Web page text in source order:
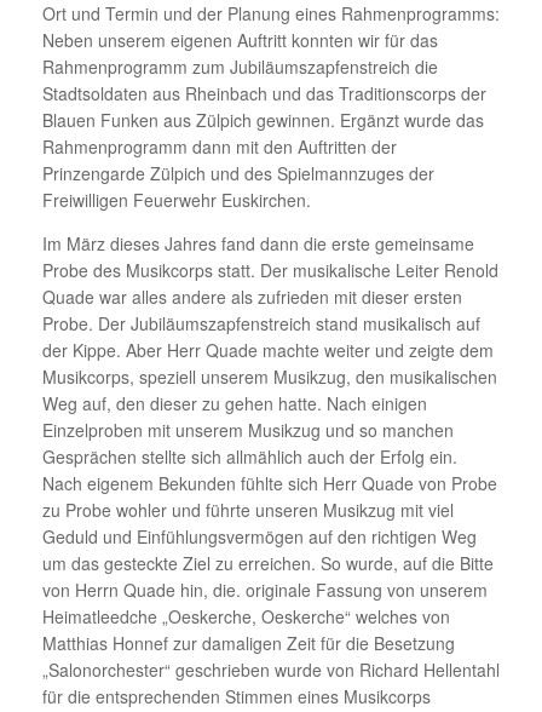
Ort und Termin und der Planung eines Rahmenprogramms:
Neben unserem eigenen Auftritt konnten wir für das
Rahmenprogramm zum Jubiläumszapfenstreich die
Stadtsoldaten aus Rheinbach und das Traditionscorps der
Blauen Funken aus Zülpich gewinnen. Ergänzt wurde das
Rahmenprogramm dann mit den Auftritten der
Prinzengarde Zülpich und des Spielmannzuges der
Freiwilligen Feuerwehr Euskirchen.
Im März dieses Jahres fand dann die erste gemeinsame
Probe des Musikcorps statt. Der musikalische Leiter Renold
Quade war alles andere als zufrieden mit dieser ersten
Probe. Der Jubiläumszapfenstreich stand musikalisch auf
der Kippe. Aber Herr Quade machte weiter und zeigte dem
Musikcorps, speziell unserem Musikzug, den musikalischen
Weg auf, den dieser zu gehen hatte. Nach einigen
Einzelproben mit unserem Musikzug und so manchen
Gesprächen stellte sich allmählich auch der Erfolg ein.
Nach eigenem Bekunden fühlte sich Herr Quade von Probe
zu Probe wohler und führte unseren Musikzug mit viel
Geduld und Einfühlungsvermögen auf den richtigen Weg
um das gesteckte Ziel zu erreichen. So wurde, auf die Bitte
von Herrn Quade hin, die. originale Fassung von unserem
Heimatleedche „Oeskerche, Oeskerche“ welches von
Matthias Honnef zur damaligen Zeit für die Besetzung
„Salonorchester“ geschrieben wurde von Richard Hellentahl
für die entsprechenden Stimmen eines Musikcorps